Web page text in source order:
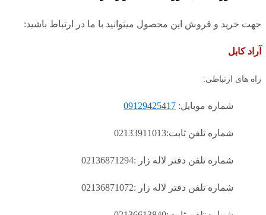
جهت خرید و فروش این محصول میتوانید با ما در ارتباط باشید:
آراد کابل
راه های ارتباطی:
شماره موبایل: 09129425417
شماره تلفن ثابت:02133911013
شماره تلفن دفتر لاله زار :02136871294
شماره تلفن دفتر لاله زار :02136871072